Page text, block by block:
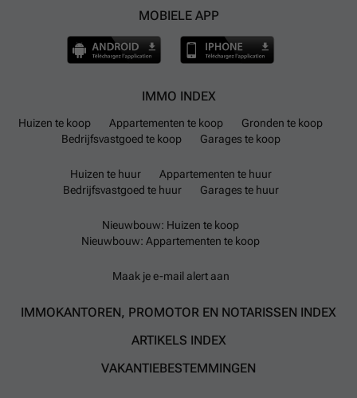
MOBIELE APP
IMMO INDEX
Huizen te koop Appartementen te koop
Gronden te koop
Bedrijfsvastgoed te koop
Garages te koop
Huizen te huur
Appartementen te huur
Bedrijfsvastgoed te huur
Garages te huur
Nieuwbouw: Huizen te koop
Nieuwbouw: Appartementen te koop
Maak je e-mail alert aan
IMMOKANTOREN, PROMOTOR EN NOTARISSEN INDEX
ARTIKELS INDEX
VAKANTIEBESTEMMINGEN